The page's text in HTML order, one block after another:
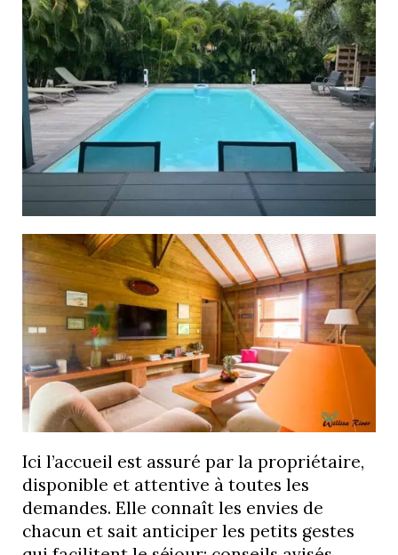
Ici l’accueil est assuré par la propriétaire,
disponible et attentive à toutes les
demandes. Elle connaît les envies de
chacun et sait anticiper les petits gestes